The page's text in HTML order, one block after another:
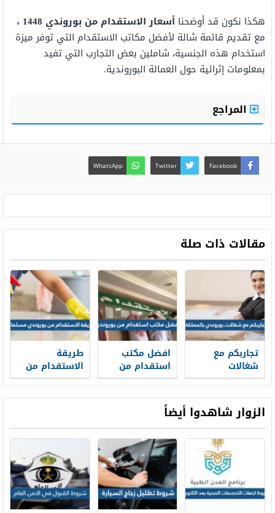
هكذا نكون قد أوضحنا أسعار الاستقدام من بوروندي 1448 ،
مع تقديم قائمة شالة لأفضل مكاتب الاستقدام التي توفر ميزة
استخدام هذه الجنسية، شاملين بعض التجارب التي تفيد
بمعلومات إثرائية حول العمالة البوروندية.
المراجع
Facebook
Twitter
WhatsApp
مقالات ذات صلة
تجاربكم مع
شغالات
بوروندي
افضل مكتب
استقدام من
بوروندي في
طريقة
الاستقدام من
بوروندي
الزوار شاهدوا أيضاً